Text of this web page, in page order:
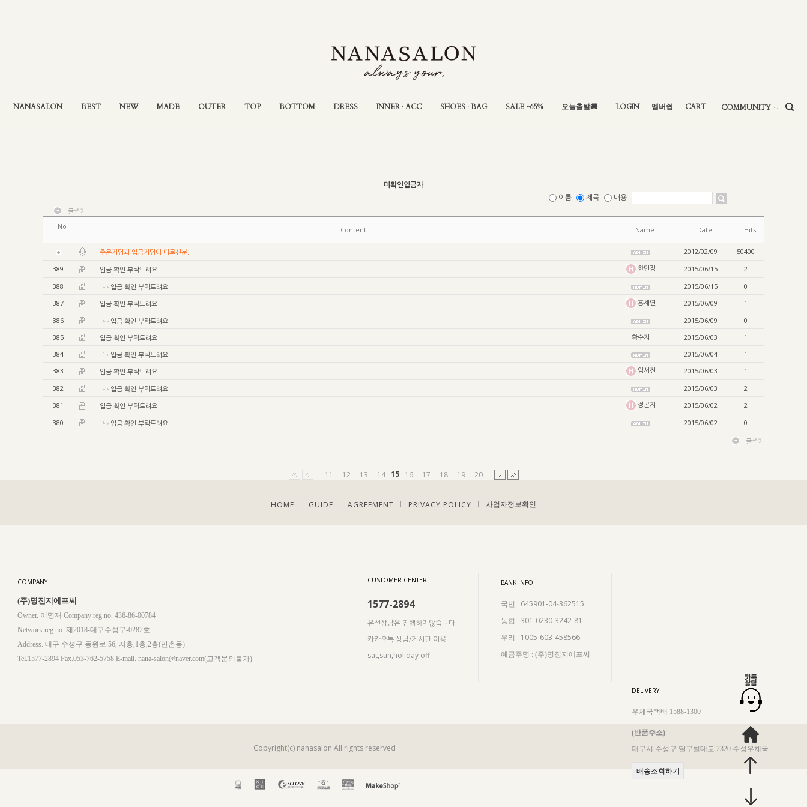
NANASALON BEST NEW MADE OUTER TOP BOTTOM DRESS INNER · ACC SHOES · BAG SALE ~65% 오늘출발🚚 LOGIN 멤버쉽 CART COMMUNITY
미확인입금자
글쓰기
이름 제목 내용
No
.
Content Name Date Hits
주문자명과 입금자명이 다르신분. 2012/02/09
50400
389
입금 확인 부탁드려요 한민정 2015/06/15
2
388
입금 확인 부탁드려요 2015/06/15
0
387
입금 확인 부탁드려요 홍채연 2015/06/09
1
386
입금 확인 부탁드려요 2015/06/09
0
385
입금 확인 부탁드려요 황수지 2015/06/03
1
384
입금 확인 부탁드려요 2015/06/04
1
383
입금 확인 부탁드려요 임서진 2015/06/03
1
382
입금 확인 부탁드려요 2015/06/03
2
381
입금 확인 부탁드려요 정곤지 2015/06/02
2
380
입금 확인 부탁드려요 2015/06/02 0
글쓰기
11 12 13 14 15 16 17 18 19 20
HOME | GUIDE | AGREEMENT | PRIVACY POLICY | 사업자정보확인
COMPANY
(주)명진지에프씨
Owner. 이명재 Company reg.no. 436-86-00784
Network reg no. 제2018-대구수성구-0282호
Address. 대구 수성구 동원로 56, 지층,1층,2층(만촌동)
Tel.1577-2894 Fax.053-762-5758 E-mail. nana-salon@naver.com(고객문의불가)
CUSTOMER CENTER
1577-2894
유선상담은 진행하지않습니다.
카카오톡 상담/게시판 이용
sat,sun,holiday off
BANK INFO
국민 : 645901-04-362515
농협 : 301-0230-3242-81
우리 : 1005-603-458566
예금주명 : (주)명진지에프씨
DELIVERY
우체국택배 1588-1300
(반품주소)
대구시 수성구 달구벌대로 2320 수성우체국
배송조회하기
Copyright(c) nanasalon All rights reserved